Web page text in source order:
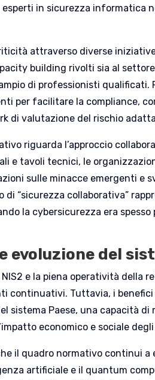
in sicurezza informatica
attraverso diverse
building rivolti sia al
di professionisti qualificati.
per facilitare la compliance,
di valutazione del rischio
riguarda l’approccio
e tavoli tecnici, le
sulle minacce emergenti e
di “sicurezza collaborativa”
la cybersicurezza era
evoluzione del
e la piena operatività della
continuativi. Tuttavia, i
sistema Paese, una capacità
economico e sociale
il quadro normativo continui a
artificiale e il quantum